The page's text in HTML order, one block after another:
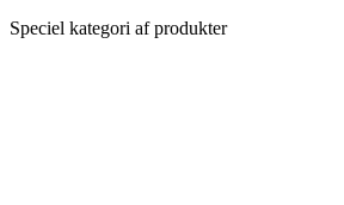
Speciel kategori af produkter